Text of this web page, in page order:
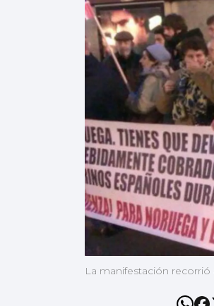
La manifestación